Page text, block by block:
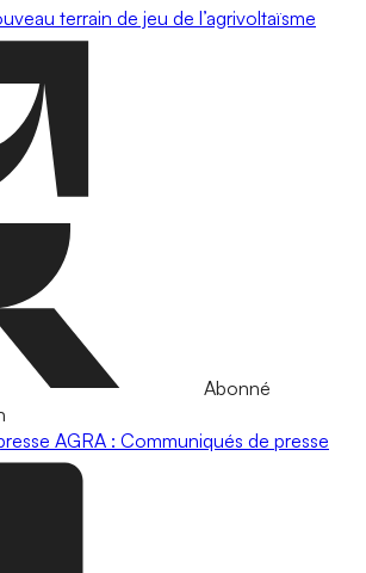
terrain de jeu de l’agrivoltaïsme
Abonné
AGRA : Communiqués de presse